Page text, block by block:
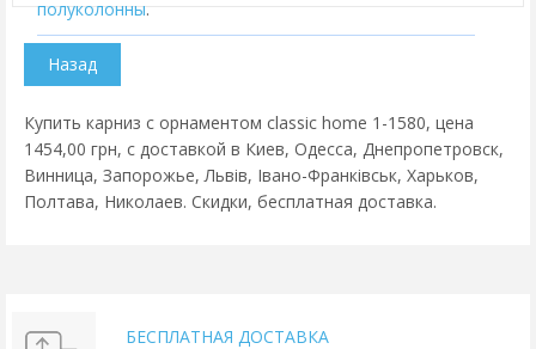
полуколонны.
Купить карниз с орнаментом classic home 1-1580, цена
1454,00 грн, с доставкой в Киев, Одесса, Днепропетровск,
Винница, Запорожье, Львів, Івано-Франківськ, Харьков,
Полтава, Николаев. Скидки, бесплатная доставка.
БЕСПЛАТНАЯ ДОСТАВКА